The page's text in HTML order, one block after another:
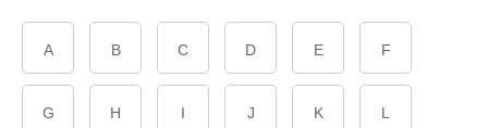
A B C D E F
G H I J K L